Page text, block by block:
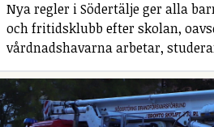
Nya regler i Södertälje ger alla
och fritidsklubb efter skolan,
vårdnadshavarna arbetar,